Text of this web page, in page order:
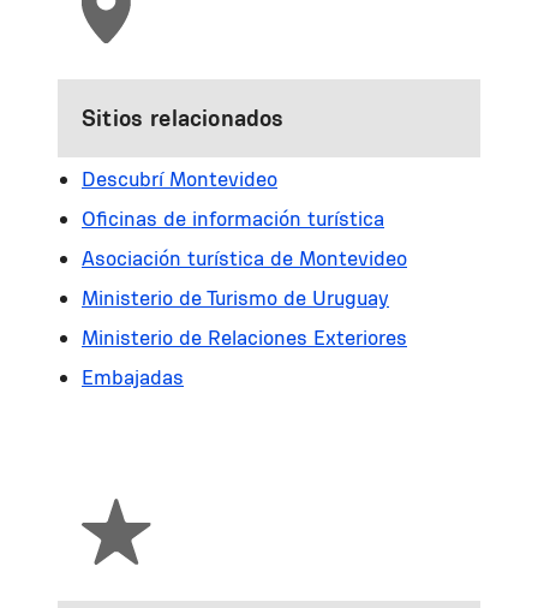
Sitios relacionados
Descubrí Montevideo
Oficinas de información turística
Asociación turística de Montevideo
Ministerio de Turismo de Uruguay
Ministerio de Relaciones Exteriores
Embajadas